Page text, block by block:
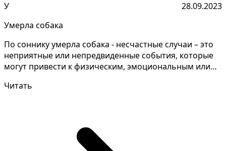
У
28.09.2023
Умерла собака
По соннику умерла собака - несчастные случаи – это
неприятные или непредвиденные события, которые
могут привести к физическим, эмоциональным или
Читать